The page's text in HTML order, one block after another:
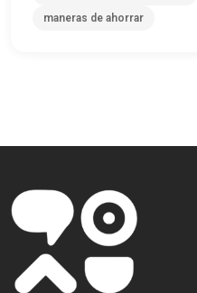
maneras de ahorrar